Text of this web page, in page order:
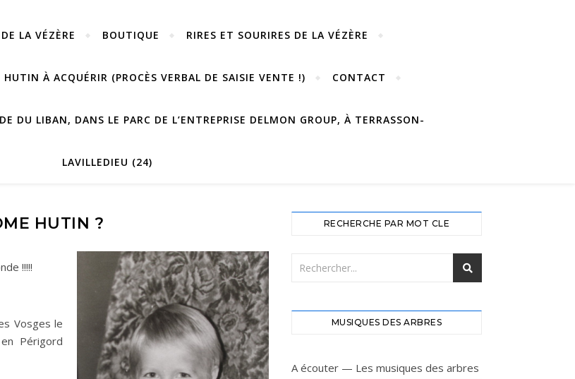
LA VÉZÈRE BOUTIQUE RIRES ET SOURIRES DE LA VÉZÈRE
À ACQUÉRIR (PROCÈS VERBAL DE SAISIE VENTE !) CONTACT
DU LIBAN, DANS LE PARC DE L’ENTREPRISE DELMON GROUP, À TERRASSON-
LAVILLEDIEU (24)
HUTIN ?
!!!!!
Vosges le
Périgord
RECHERCHE PAR MOT CLE
MUSIQUES DES ARBRES
A écouter — Les musiques des arbres